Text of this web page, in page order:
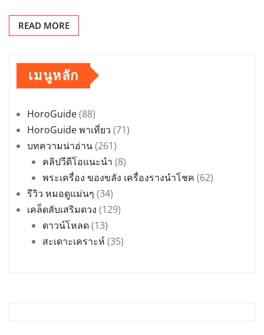
READ MORE
เมนูหลัก
HoroGuide(88)
HoroGuide พาเที่ยว (71)
บทความน่าอ่าน(261)
คลิปวีดีโอแนะนำ (8)
พระเครื่อง ของขลัง เครื่องรางนำโชค (62)
รีวิว หมอดูแม่นๆ (34)
เคล็ดลับเสริมดวง (129)
ดาวน์โหลด(13)
สะเดาะเคราะห์ (35)